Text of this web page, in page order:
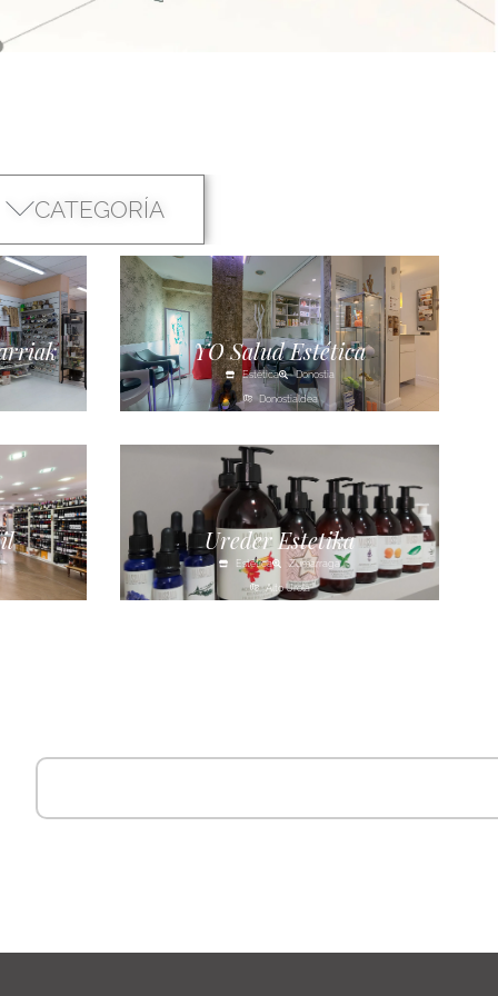
CATEGORÍA
YO Salud Estética
Estética Donostia
Donostialdea
Ureder Estetika
Estética Zumarraga
Alto Urola